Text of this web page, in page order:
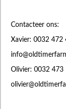
Contacteer ons:
Xavier: 0032 472
Olivier: 0032 473